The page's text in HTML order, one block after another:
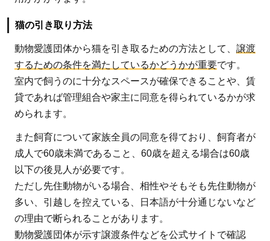
を
引
き
取
る
こ
と
救
え
る
命
も
猫の引き取り方法
動物愛護団体から猫を引き取るための方法として、 譲渡
するための条件を満たしているかどうかが重要です。
室内で飼うのに十分なスペースが確保できることや、賃
貸であれば管理組合や家主に同意を得られているかが求
められます。
また飼育について家族全員の同意を得ており、飼育者が
成人で60歳未満であること、60歳を超える場合は60歳
以下の後見人が必要です。
ただし先住動物がいる場合、相性やそもそも先住動物が
多い、引越しを控えている、日本語が十分通じないなど
の理由で断られることがあります。
動物愛護団体が示す譲渡条件などを公式サイトで確認